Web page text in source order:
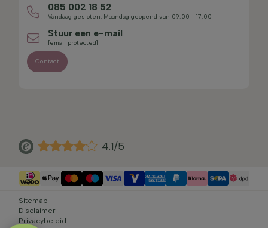
085 002 18 52
Vandaag gesloten. Maandag geopend van 09:00 - 17:00
Stuur een e-mail
[email protected]
Contact
4.1/5
Sitemap
Disclaimer
Privacybeleid